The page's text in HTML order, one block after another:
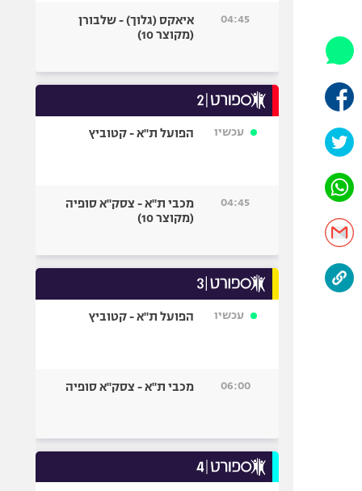
אופניים
כדורמים
פוטבול אמריקאי NFL
בייסבול MLB
גיימינג E-Sports
04:45
איאקס (גלוך) - שלבורן
(מקוצר 10)
עכשיו הפועל ת"א - קטוביץ
04:45
מכבי ת"א - צסק"א סופיה
(מקוצר 10)
עכשיו הפועל ת"א - קטוביץ
06:00 מכבי ת"א - צסק"א סופיה